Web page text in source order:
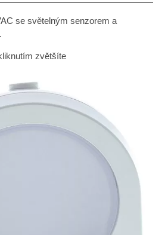
se světelným senzorem a
zvětšíte